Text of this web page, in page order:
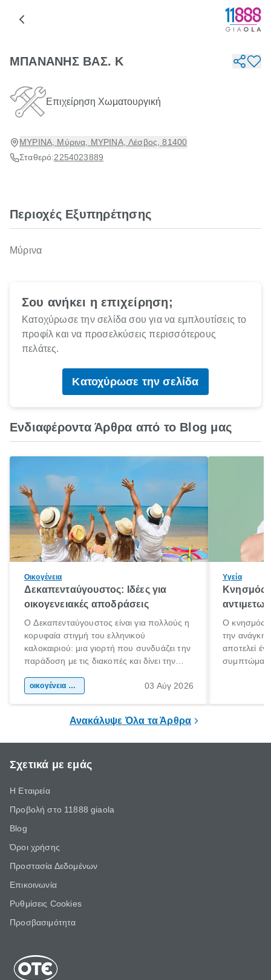
ΜΠΑΝΑΝΗΣ ΒΑΣ. Κ
Επιχείρηση Χωματουργική
ΜΥΡΙΝΑ, Μύρινα, ΜΥΡΙΝΑ, Λέσβος, 81400
Σταθερό:2254023889
Περιοχές Εξυπηρέτησης
Μύρινα
Σου ανήκει η επιχείρηση;
Κατοχύρωσε την σελίδα σου για να εμπλουτίσεις το
προφίλ και να προσελκύσεις περισσότερους
πελάτες.
Κατοχύρωσε την σελίδα
Ενδιαφέροντα Άρθρα από το Blog μας
Οικογένεια
Δεκαπενταύγουστος: Ιδέες για
οικογενειακές αποδράσεις
Ο Δεκαπενταύγουστος είναι για πολλούς η
κορυφαία στιγμή του ελληνικού
καλοκαιριού: μια γιορτή που συνδυάζει την
παράδοση με τις διακοπές και δίνει την
χώρας. Είτε πρόκειται για λίγες μέρες
οικογένεια & παιδί 03 Αύγ 2026
Υγεία
Κνησμός:
Ο κνησμός
την ανάγκη
αποτελεί
Ανακάλυψε Όλα τα Άρθρα
Σχετικά με εμάς
Η Εταιρεία
Προβολή στο 11888 giaola
Blog
Όροι χρήσης
Προστασία Δεδομένων
Επικοινωνία
Ρυθμίσεις Cookies
Προσβασιμότητα